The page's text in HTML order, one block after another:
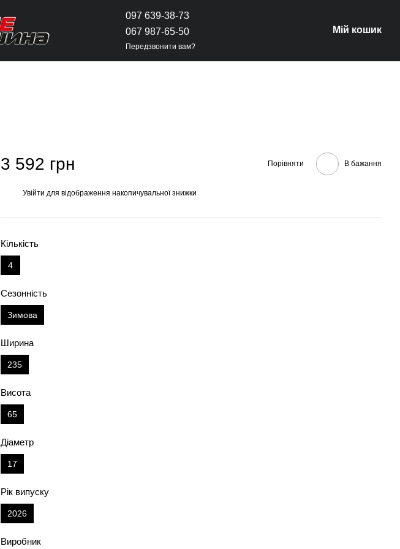
097 639-38-73
067 987-65-50
Передзвонити вам?
Мій кошик
3 592 грн Порівняти В бажання
Увійти для відображення накопичувальної знижки
Кількість
4
Сезонність
Зимова
Ширина
235
Висота
65
Діаметр
17
Рік випуску
2026
Виробник